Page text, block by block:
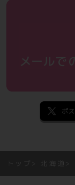
トップ 北海道